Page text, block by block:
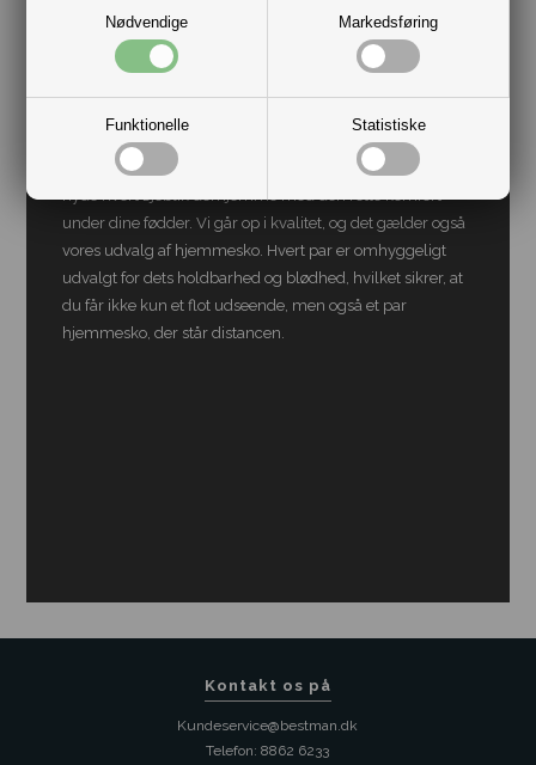
Nødvendige Markedsføring
Funktionelle Statistiske
og hygge til dine fødder. Uanset om du foretrækker den
bløde omfavnelse af plys eller den naturlige varme fra
åndbare modeller til sommermånederne, har vi
hjemmesko, der passer til enhver sæson. Gør dig klar til at
nyde hvert øjeblik derhjemme med den rette komfort
under dine fødder. Vi går op i kvalitet, og det gælder også
vores udvalg af hjemmesko. Hvert par er omhyggeligt
udvalgt for dets holdbarhed og blødhed, hvilket sikrer, at
du får ikke kun et flot udseende, men også et par
hjemmesko, der står distancen.
Kontakt os på
Kundeservice@bestman.dk
Telefon: 8862 6233